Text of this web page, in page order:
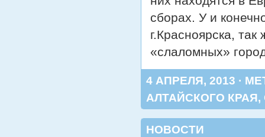
сборах. У и
г.Красноярска,
«слаломных»
4 АПРЕЛЯ, 2013 ·
АЛТАЙСКОГО КРАЯ,
НОВОСТИ